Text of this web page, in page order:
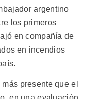
argentino
los primeros
en compañía de
en incendios
presente que el